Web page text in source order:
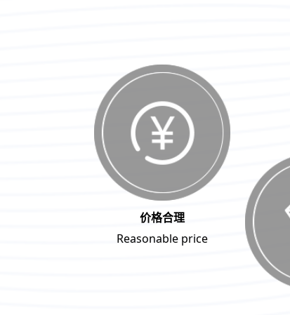
价格合理
Reasonable price